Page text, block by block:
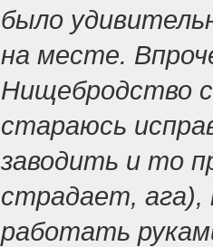
было
на месте.
Нищебродство
стараюсь
заводить и то
страдает, ага),
работать